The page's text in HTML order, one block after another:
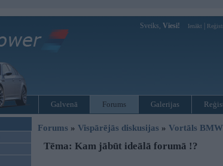
Sveiks, Viesi! Ienākt
Galvenā Forums Galerijas
Forums » Vispārējās diskusijas » Vortāls
Tēma: Kam jābūt ideālā forumā !?